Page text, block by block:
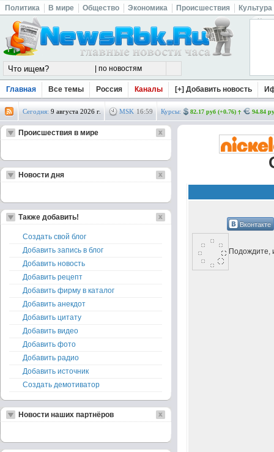
Политика В мире Общество Экономика Происшествия Культура
Главная Все темы Россия Каналы [+] Добавить новость
Сегодня: 9 августа 2026 г. MSK 16:59 Курсы: 82.17 руб (+0.76) 94.84
Вконтакте
Подождите,
Происшествия в мире
Новости дня
Также добавить!
Создать свой блог
Добавить запись в блог
Добавить новость
Добавить рецепт
Добавить фирму в каталог
Добавить анекдот
Добавить цитату
Добавить видео
Добавить фото
Добавить радио
Добавить источник
Создать демотиватор
Новости наших партнёров